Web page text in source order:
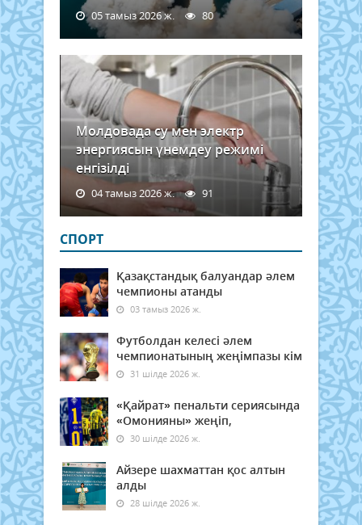
05 тамыз 2026 ж. 80
Молдовада су мен электр
энергиясын үнемдеу режимі
енгізілді
04 тамыз 2026 ж. 91
СПОРТ
Қазақстандық балуандар әлем
чемпионы атанды
03 тамыз 2026 ж.
Футболдан келесі әлем
чемпионатының жеңімпазы кім
31 шілде 2026 ж.
«Қайрат» пенальти сериясында
«Омонияны» жеңіп,
30 шілде 2026 ж.
Айзере шахматтан қос алтын
алды
28 шілде 2026 ж.